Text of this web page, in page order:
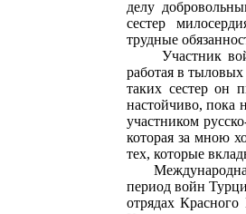
делу
сестер
трудные
Участник
работая в
таких сестер он
настойчиво, пока
участником
которая за мною
тех, которые
Международная
период войн
отрядах